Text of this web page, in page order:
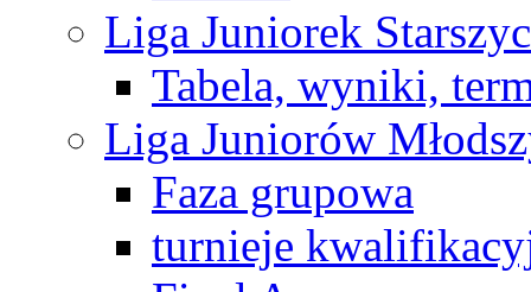
Liga Juniorek
Tabela, wyniki,
Liga Juniorów
Faza grupowa
turnieje